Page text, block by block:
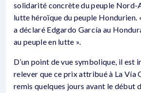
solidarité concrète du peuple Nord-
lutte héroïque du peuple Hondurien.
a déclaré Edgardo García au
au peuple en lutte ».
D’un point de vue symbolique, il est
relever que ce prix attribué à La Vía
remis quelques jours avant le début